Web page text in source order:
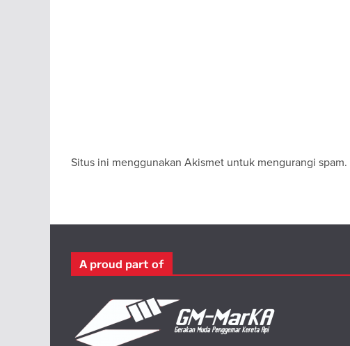
Situs ini menggunakan Akismet untuk mengurangi spam.
A proud part of